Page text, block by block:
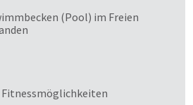
(Pool) im Freien
Fitnessmöglichkeiten